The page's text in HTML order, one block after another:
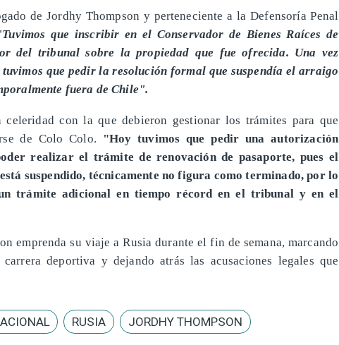
de Jordhy Thompson y perteneciente a la Defensoría Penal
Tuvimos que inscribir en el Conservador de Bienes Raíces de
del tribunal sobre la propiedad que fue ofrecida. Una vez
que pedir la resolución formal que suspendía el arraigo
fuera de Chile".
celeridad con la que debieron gestionar los trámites para que
de Colo Colo.
"Hoy tuvimos que pedir una autorización
realizar el trámite de renovación de pasaporte, pues el
suspendido, técnicamente no figura como terminado, por lo
trámite adicional en tiempo récord en el tribunal y en el
emprenda su viaje a Rusia durante el fin de semana, marcando
deportiva y dejando atrás las acusaciones legales que
RUSIA JORDHY THOMPSON